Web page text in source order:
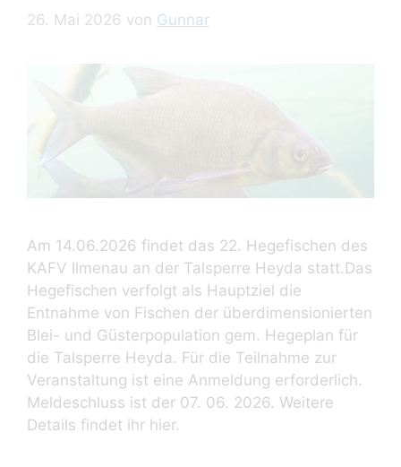
26. Mai 2026 von Gunnar
Am 14.06.2026 findet das 22. Hegefischen des
KAFV Ilmenau an der Talsperre Heyda statt.Das
Hegefischen verfolgt als Hauptziel die
Entnahme von Fischen der überdimensionierten
Blei- und Güsterpopulation gem. Hegeplan für
die Talsperre Heyda. Für die Teilnahme zur
Veranstaltung ist eine Anmeldung erforderlich.
Meldeschluss ist der 07. 06. 2026. Weitere
Details findet ihr hier.